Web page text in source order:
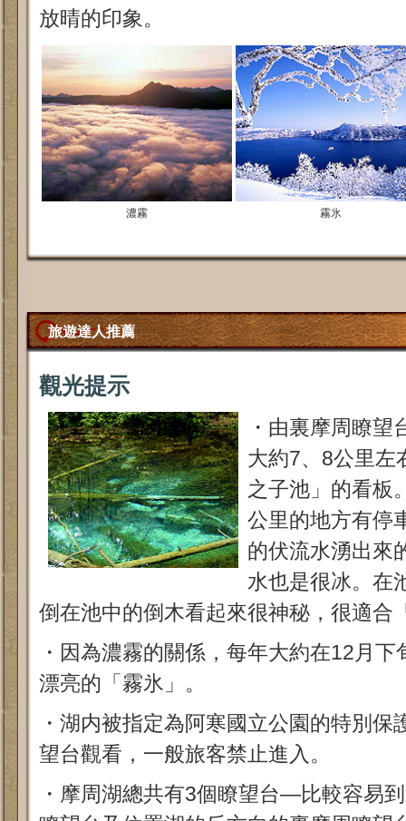
放晴的印象。
濃霧 霧氷
旅遊達人推薦
觀光提示
・由裏摩周瞭
大約7、8公里左
之子池」的看板
公里的地方有停
的伏流水湧出來
水也是很冰。在
倒在池中的倒木看起來很神秘，很適合
・因為濃霧的關係，每年大約在12月
漂亮的「霧氷」。
・湖内被指定為阿寒國立公園的特別
望台觀看，一般旅客禁止進入。
・摩周湖總共有3個瞭望台—比較容易